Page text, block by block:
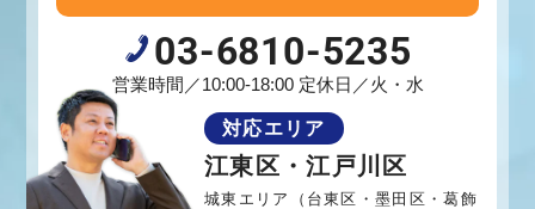
03-6810-5235
営業時間／10:00-18:00 定休日／火・水
対応エリア
江東区・江戸川区
城東エリア（台東区・墨田区・葛飾